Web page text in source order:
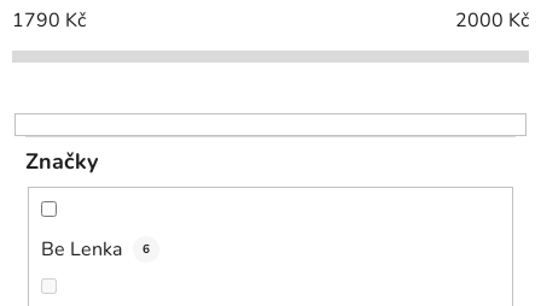
í
p
o
d
u
1790 Kč 2000 Kč
Značky
Be Lenka 6